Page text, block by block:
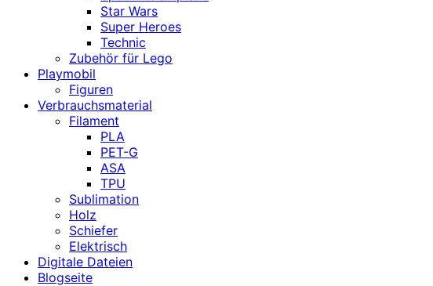
Star Wars
Super Heroes
Technic
Zubehör für Lego
Playmobil
Figuren
Verbrauchsmaterial
Filament
PLA
PET-G
ASA
TPU
Sublimation
Holz
Schiefer
Elektrisch
Digitale Dateien
Blogseite